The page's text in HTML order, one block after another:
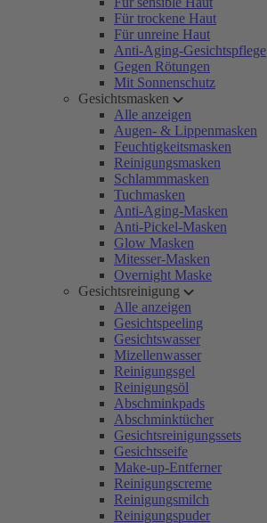
Für trockene Haut
Für unreine Haut
Anti-Aging-Gesichtspflege
Gegen Rötungen
Mit Sonnenschutz
Gesichtsmasken
Alle anzeigen
Augen- & Lippenmasken
Feuchtigkeitsmasken
Reinigungsmasken
Schlammmasken
Tuchmasken
Anti-Aging-Masken
Anti-Pickel-Masken
Glow Masken
Mitesser-Masken
Overnight Maske
Gesichtsreinigung
Alle anzeigen
Gesichtspeeling
Gesichtswasser
Mizellenwasser
Reinigungsgel
Reinigungsöl
Abschminkpads
Abschminktücher
Gesichtsreinigungssets
Gesichtsseife
Make-up-Entferner
Reinigungscreme
Reinigungsmilch
Reinigungspuder